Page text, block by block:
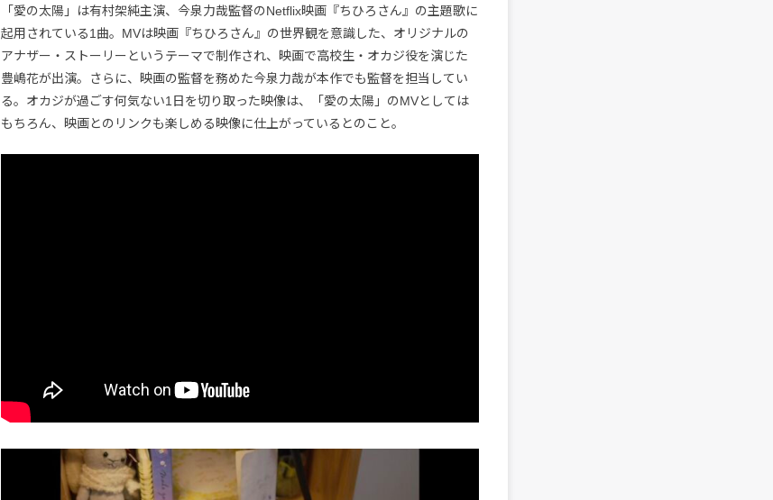
「愛の太陽」は有村架純主演、今泉力哉監督のNetflix映画『ちひろさん』の主題歌に
起用されている1曲。MVは映画『ちひろさん』の世界観を意識した、オリジナルの
アナザー・ストーリーというテーマで制作され、映画で高校生・オカジ役を演じた
豊嶋花が出演。さらに、映画の監督を務めた今泉力哉が本作でも監督を担当してい
る。オカジが過ごす何気ない1日を切り取った映像は、「愛の太陽」のMVとしては
もちろん、映画とのリンクも楽しめる映像に仕上がっているとのこと。